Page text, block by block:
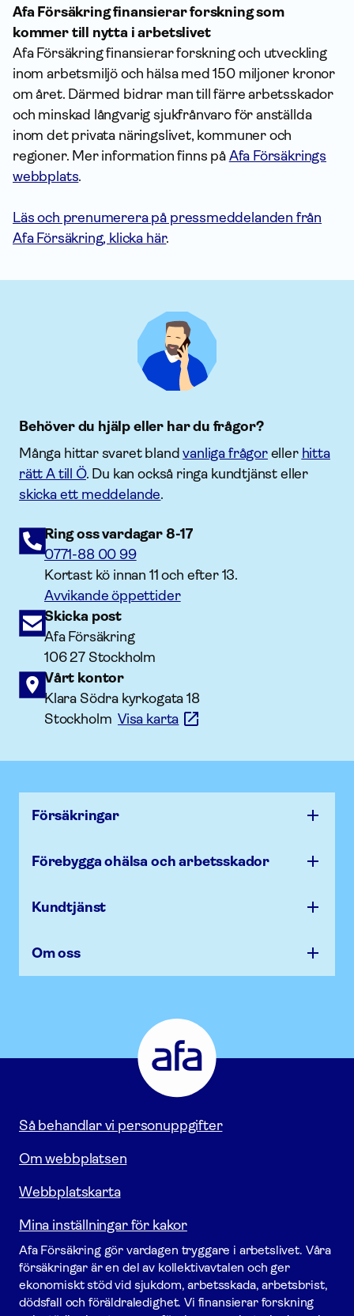
Afa Försäkring finansierar forskning som
kommer till nytta i arbetslivet
Afa Försäkring finansierar forskning och utveckling
inom arbetsmiljö och hälsa med 150 miljoner kronor
om året. Därmed bidrar man till färre arbetsskador
och minskad långvarig sjukfrånvaro för anställda
inom det privata näringslivet, kommuner och
regioner. Mer information finns på Afa Försäkrings
webbplats.
Läs och prenumerera på pressmeddelanden från
Afa Försäkring, klicka här.
Behöver du hjälp eller har du frågor?
Många hittar svaret blandvanliga frågoreller hitta
rätt A till Ö. Du kan också ringa kundtjänst eller
skicka ett meddelande.
Ring oss vardagar 8-17
0771-88 00 99
Kortast kö innan 11 och efter 13.
Avvikande öppettider
Skicka post
Afa Försäkring
106 27 Stockholm
Vårt kontor
Klara Södra kyrkogata 18
StockholmVisa karta
Försäk­ringar
Förebygga ohälsa och arbets­skador
Kundtjänst
Om oss
Försäkring
Gå
till
startsidan
Så behandlar vi personuppgifter
Om webbplatsen
Webbplatskarta
Mina inställningar för kakor
Afa För­säkring gör vardagen tryggare i arbetslivet. Våra
försäk­ringar är en del av kollektivavtalen och ger
ekonomiskt stöd vid sjukdom, arbetsskada, arbetsbrist,
dödsfall och föräldraledighet. Vi finansierar forskning